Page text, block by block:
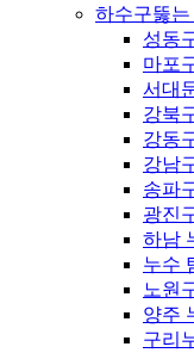
하수구뚫는
성동
마포
서대
강북
강동
강남
송파
광진
하남
누수
노원
양주
구리